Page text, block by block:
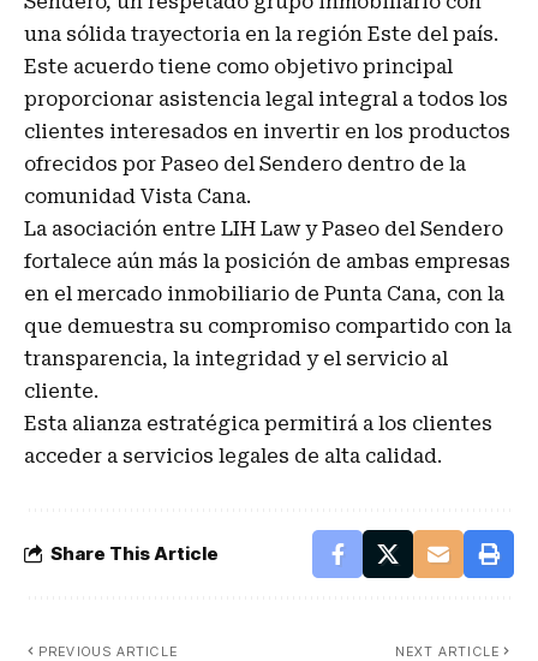
una sólida trayectoria en la región Este del país.
Este acuerdo tiene como objetivo principal
proporcionar asistencia legal integral a todos los
clientes interesados en invertir en los productos
ofrecidos por Paseo del Sendero dentro de la
comunidad Vista Cana.
La asociación entre LIH Law y Paseo del Sendero
fortalece aún más la posición de ambas empresas
en el mercado inmobiliario de Punta Cana, con la
que demuestra su compromiso compartido con la
transparencia, la integridad y el servicio al
cliente.
Esta alianza estratégica permitirá a los clientes
acceder a servicios legales de alta calidad.
Share This Article
PREVIOUS ARTICLE NEXT ARTICLE